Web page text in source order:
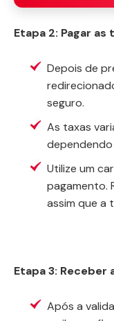
Etapa 2: Pagar
Depois de
seguro.
As taxas
Utilize um
pagamento.
assim que a
Etapa 3: Receber
Após a